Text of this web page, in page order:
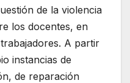
de la violencia
los docentes, en
A partir
instancias de
de reparación